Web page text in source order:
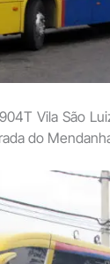
Vila São
do